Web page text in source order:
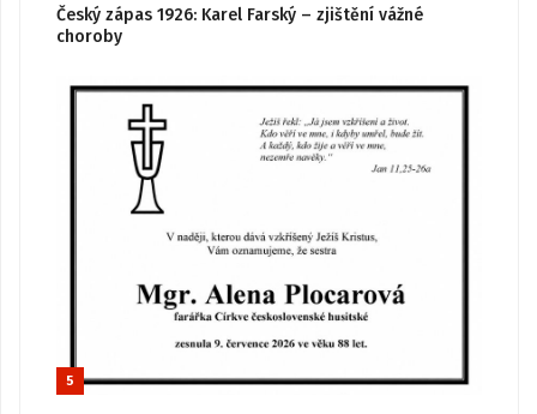
Český zápas 1926: Karel Farský – zjištění vážné
choroby
5